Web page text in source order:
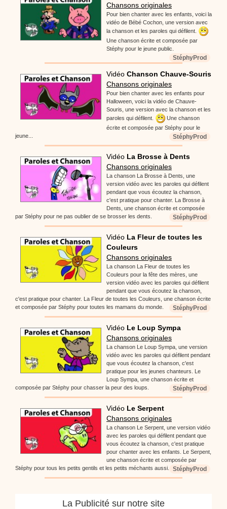
Chansons originales
Pour bien chanter avec les enfants, voici la
vidéo de Bébé Cochon, une version avec
la chanson et les paroles qui défilent.
Une chanson écrite et composée par
Stéphy pour le jeune public.
StéphyProd
Vidéo Chanson Chauve-Souris
Chansons originales
Pour bien chanter avec les enfants pour
Halloween, voici la vidéo de Chauve-
Souris, une version avec la chanson et les
paroles qui défilent.
Une chanson
écrite et composée par Stéphy pour le
jeune...
StéphyProd
Vidéo La Brosse à Dents
Chansons originales
La chanson La Brosse à Dents, une
version vidéo avec les paroles qui défilent
pendant que vous écoutez la chanson,
c'est pratique pour chanter. La Brosse à
Dents, une chanson écrite et composée
par Stéphy pour ne pas oublier de se brosser les dents.
StéphyProd
Vidéo La Fleur de toutes les
Couleurs
Chansons originales
La chanson La Fleur de toutes les
Couleurs pour la fête des mères, une
version vidéo avec les paroles qui défilent
pendant que vous écoutez la chanson,
c'est pratique pour chanter. La Fleur de toutes les Couleurs, une chanson écrite
et composée par Stéphy pour toutes les mamans du monde.
StéphyProd
Vidéo Le Loup Sympa
Chansons originales
La chanson Le Loup Sympa, une version
vidéo avec les paroles qui défilent pendant
que vous écoutez la chanson, c'est
pratique pour les jeunes chanteurs. Le
Loup Sympa, une chanson écrite et
composée par Stéphy pour chasser la peur des loups.
StéphyProd
Vidéo Le Serpent
Chansons originales
La chanson Le Serpent, une version vidéo
avec les paroles qui défilent pendant que
vous écoutez la chanson, c'est pratique
pour chanter avec les enfants. Le Serpent,
une chanson écrite et composée par
Stéphy pour tous les petits gentils et les petits méchants aussi.
StéphyProd
La Publicité sur notre site